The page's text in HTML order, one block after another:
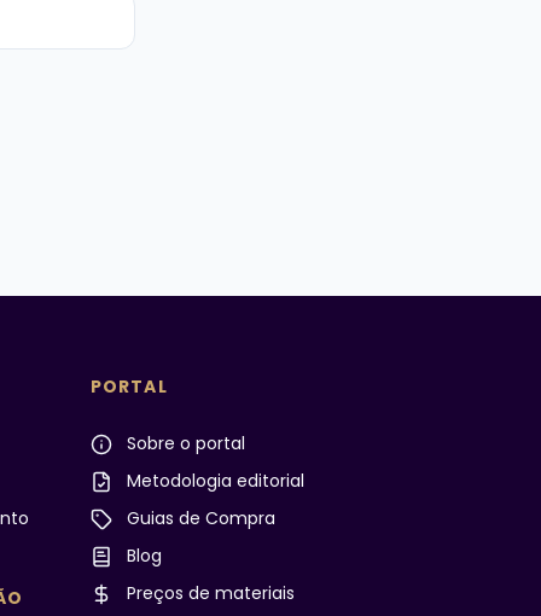
PORTAL
Sobre o portal
Metodologia editorial
Guias de Compra
Blog
Preços de materiais